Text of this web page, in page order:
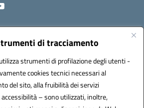
di tracciamento
strumenti di profilazione degli utenti -
cookies tecnici necessari al
del sito, alla fruibilità dei servizi
– sono utilizzati, inoltre,
Acerra (NA)
(PEC):naee10200g@pec.istruzione.it